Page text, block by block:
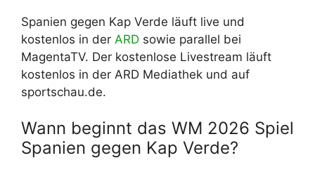
Spanien gegen Kap Verde läuft live und
kostenlos in der ARD sowie parallel bei
MagentaTV. Der kostenlose Livestream läuft
kostenlos in der ARD Mediathek und auf
sportschau.de.
Wann beginnt das WM 2026 Spiel
Spanien gegen Kap Verde?